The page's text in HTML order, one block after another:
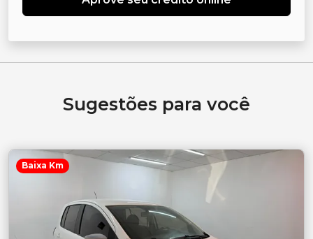
Sugestões para você
Baixa Km